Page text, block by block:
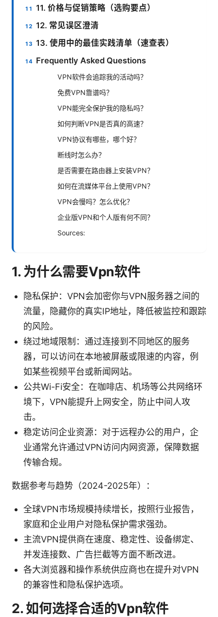
11. 价格与促销策略（选购要点）
12. 常见误区澄清
13. 使用中的最佳实践清单（速查表）
Frequently Asked Questions
VPN软件会追踪我的活动吗？
免费VPN靠谱吗？
VPN能完全保护我的隐私吗？
如何判断VPN是否真的高速？
VPN协议有哪些，哪个好？
断线时怎么办？
是否需要在路由器上安装VPN？
如何在流媒体平台上使用VPN？
VPN会慢吗？怎么优化？
企业版VPN和个人版有何不同？
Sources:
1. 为什么需要Vpn软件
隐私保护：VPN会加密你与VPN服务器之间的
流量，隐藏你的真实IP地址，降低被监控和跟踪
的风险。
绕过地域限制：通过连接到不同地区的服务
器，可以访问在本地被屏蔽或限速的内容，例
如某些视频平台或新闻网站。
公共Wi-Fi安全：在咖啡店、机场等公共网络环
境下，VPN能提升上网安全，防止中间人攻
击。
稳定访问企业资源：对于远程办公的用户，企
业通常允许通过VPN访问内网资源，保障数据
传输合规。
数据参考与趋势（2024-2025年）：
全球VPN市场规模持续增长，按照行业报告，
家庭和企业用户对隐私保护需求强劲。
主流VPN提供商在速度、稳定性、设备绑定、
并发连接数、广告拦截等方面不断改进。
各大浏览器和操作系统供应商也在提升对VPN
的兼容性和隐私保护选项。
2. 如何选择合适的Vpn软件